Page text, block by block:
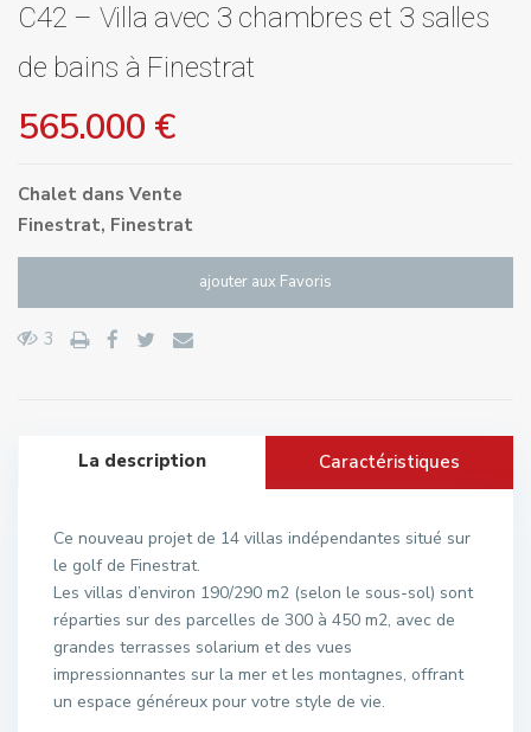
C42 – Villa avec 3 chambres et 3 salles
de bains à Finestrat
565.000 €
Chalet dans Vente
Finestrat, Finestrat
ajouter aux Favoris
3
La description Caractéristiques
Ce nouveau projet de 14 villas indépendantes situé sur
le golf de Finestrat.
Les villas d’environ 190/290 m2 (selon le sous-sol) sont
réparties sur des parcelles de 300 à 450 m2, avec de
grandes terrasses solarium et des vues
impressionnantes sur la mer et les montagnes, offrant
un espace généreux pour votre style de vie.